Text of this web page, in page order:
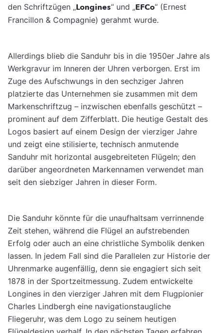
den Schriftzügen „Longines“ und „EFCo“ (Ernest
Francillon & Compagnie) gerahmt wurde.
Allerdings blieb die Sanduhr bis in die 1950er Jahre als
Werkgravur im Inneren der Uhren verborgen. Erst im
Zuge des Aufschwungs in den sechziger Jahren
platzierte das Unternehmen sie zusammen mit dem
Markenschriftzug – inzwischen ebenfalls geschützt –
prominent auf dem Zifferblatt. Die heutige Gestalt des
Logos basiert auf einem Design der vierziger Jahre
und zeigt eine stilisierte, technisch anmutende
Sanduhr mit horizontal ausgebreiteten Flügeln; den
darüber angeordneten Markennamen verwendet man
seit den siebziger Jahren in dieser Form.
Die Sanduhr könnte für die unaufhaltsam verrinnende
Zeit stehen, während die Flügel an aufstrebenden
Erfolg oder auch an eine christliche Symbolik denken
lassen. In jedem Fall sind die Parallelen zur Historie der
Uhrenmarke augenfällig, denn sie engagiert sich seit
1878 in der Sportzeitmessung. Zudem entwickelte
Longines in den vierziger Jahren mit dem Flugpionier
Charles Lindbergh eine navigationstaugliche
Fliegeruhr, was dem Logo zu seinem heutigen